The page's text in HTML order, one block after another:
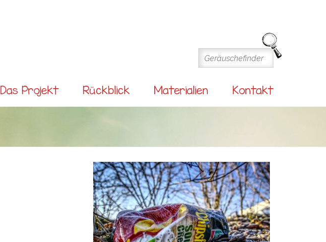
Das Projekt Rückblick Materialien Kontakt